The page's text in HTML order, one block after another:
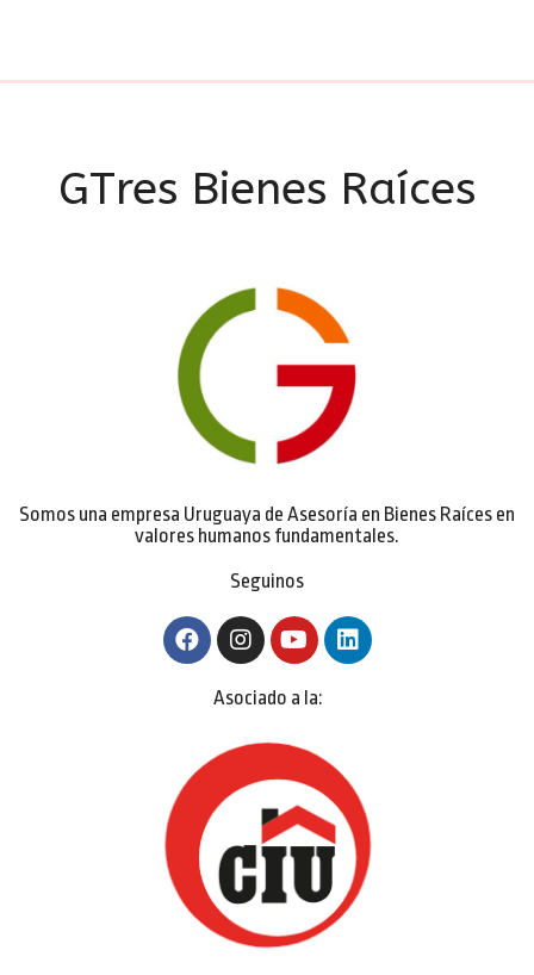
GTres Bienes Raíces
Somos una empresa Uruguaya de Asesoría en Bienes Raíces en
valores humanos fundamentales.
Seguinos
Asociado a la: